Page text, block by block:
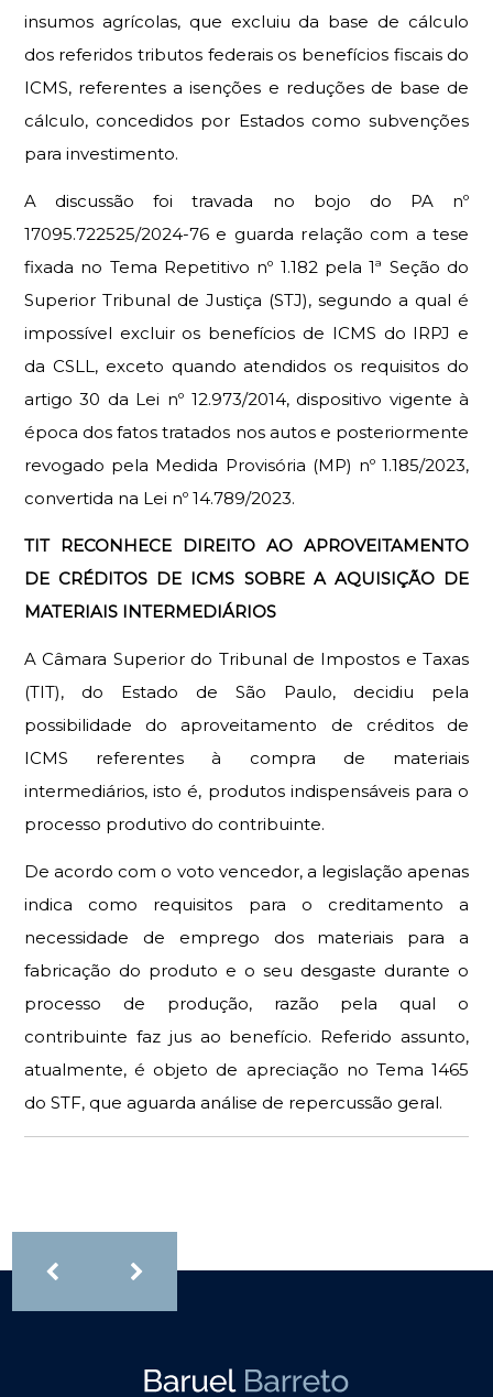
insumos agrícolas, que excluiu da base de cálculo
dos referidos tributos federais os benefícios fiscais do
ICMS, referentes a isenções e reduções de base de
cálculo, concedidos por Estados como subvenções
para investimento.
A discussão foi travada no bojo do PA nº
17095.722525/2024-76 e guarda relação com a tese
fixada no Tema Repetitivo nº 1.182 pela 1ª Seção do
Superior Tribunal de Justiça (STJ), segundo a qual é
impossível excluir os benefícios de ICMS do IRPJ e
da CSLL, exceto quando atendidos os requisitos do
artigo 30 da Lei nº 12.973/2014, dispositivo vigente à
época dos fatos tratados nos autos e posteriormente
revogado pela Medida Provisória (MP) nº 1.185/2023,
convertida na Lei nº 14.789/2023.
TIT RECONHECE DIREITO AO APROVEITAMENTO
DE CRÉDITOS DE ICMS SOBRE A AQUISIÇÃO DE
MATERIAIS INTERMEDIÁRIOS
A Câmara Superior do Tribunal de Impostos e Taxas
(TIT), do Estado de São Paulo, decidiu pela
possibilidade do aproveitamento de créditos de
ICMS referentes à compra de materiais
intermediários, isto é, produtos indispensáveis para o
processo produtivo do contribuinte.
De acordo com o voto vencedor, a legislação apenas
indica como requisitos para o creditamento a
necessidade de emprego dos materiais para a
fabricação do produto e o seu desgaste durante o
processo de produção, razão pela qual o
contribuinte faz jus ao benefício. Referido assunto,
atualmente, é objeto de apreciação no Tema 1465
do STF, que aguarda análise de repercussão geral.